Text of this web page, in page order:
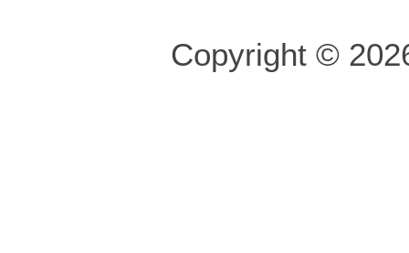
Copyright ©